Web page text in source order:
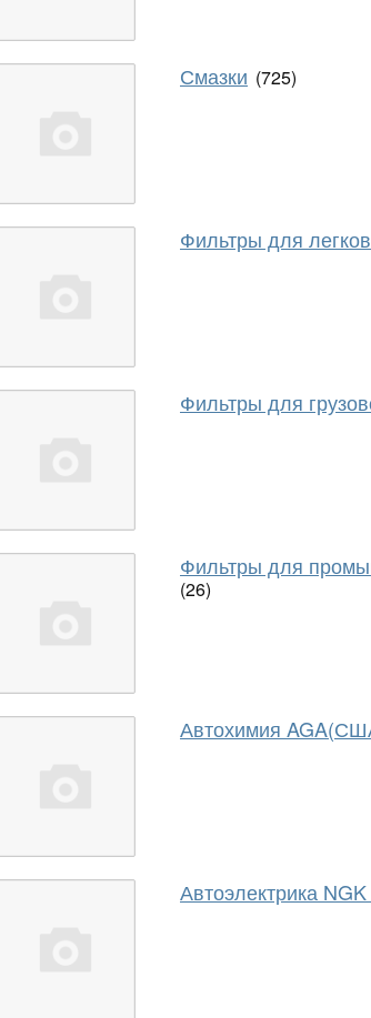
Смазки (725)
Фильтры для
Фильтры для
Фильтры для
(26)
Автохимия
Автоэлектрика